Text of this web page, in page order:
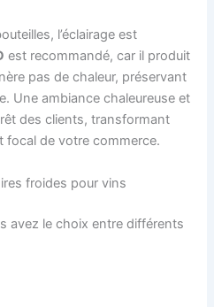
l’éclairage est
est recommandé, car il produit
pas de chaleur, préservant
Une ambiance chaleureuse et
des clients, transformant
focal de votre commerce.
froides pour vins
avez le choix entre différents